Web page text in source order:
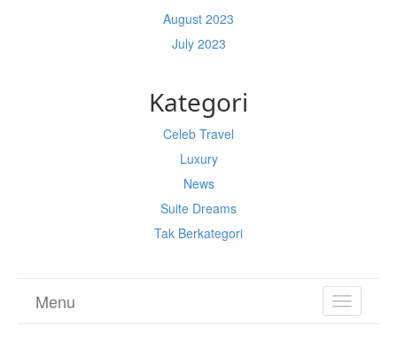
August 2023
July 2023
Kategori
Celeb Travel
Luxury
News
Suite Dreams
Tak Berkategori
TOGGLE
Menu